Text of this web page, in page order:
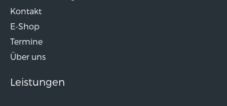
Kontakt
E-Shop
Termine
Über uns
Leistungen